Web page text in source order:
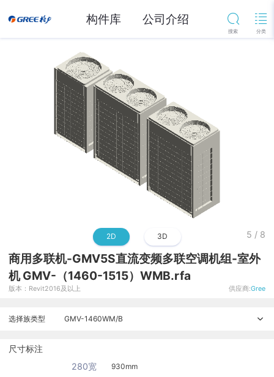
构件库 公司介绍
5 / 8
2D 3D
商用多联机-GMV5S直流变频多联空调机组-室外
机 GMV-（1460-1515）WMB.rfa
版本：Revit2016及以上 供应商:Gree
选择族类型 GMV-1460WM/B
尺寸标注
280宽
930mm